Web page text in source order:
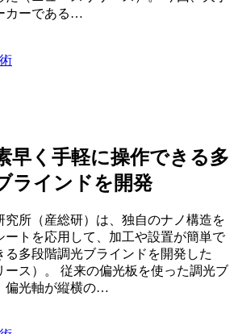
カーである…
早く手軽に操作できる多
ラインドを開発
究所（産総研）は、独自のナノ構造を
ートを応用して、加工や設置が簡単で
る多段階調光ブラインドを開発した
ース）。 従来の偏光板を使った調光ブ
偏光軸が縦横の…